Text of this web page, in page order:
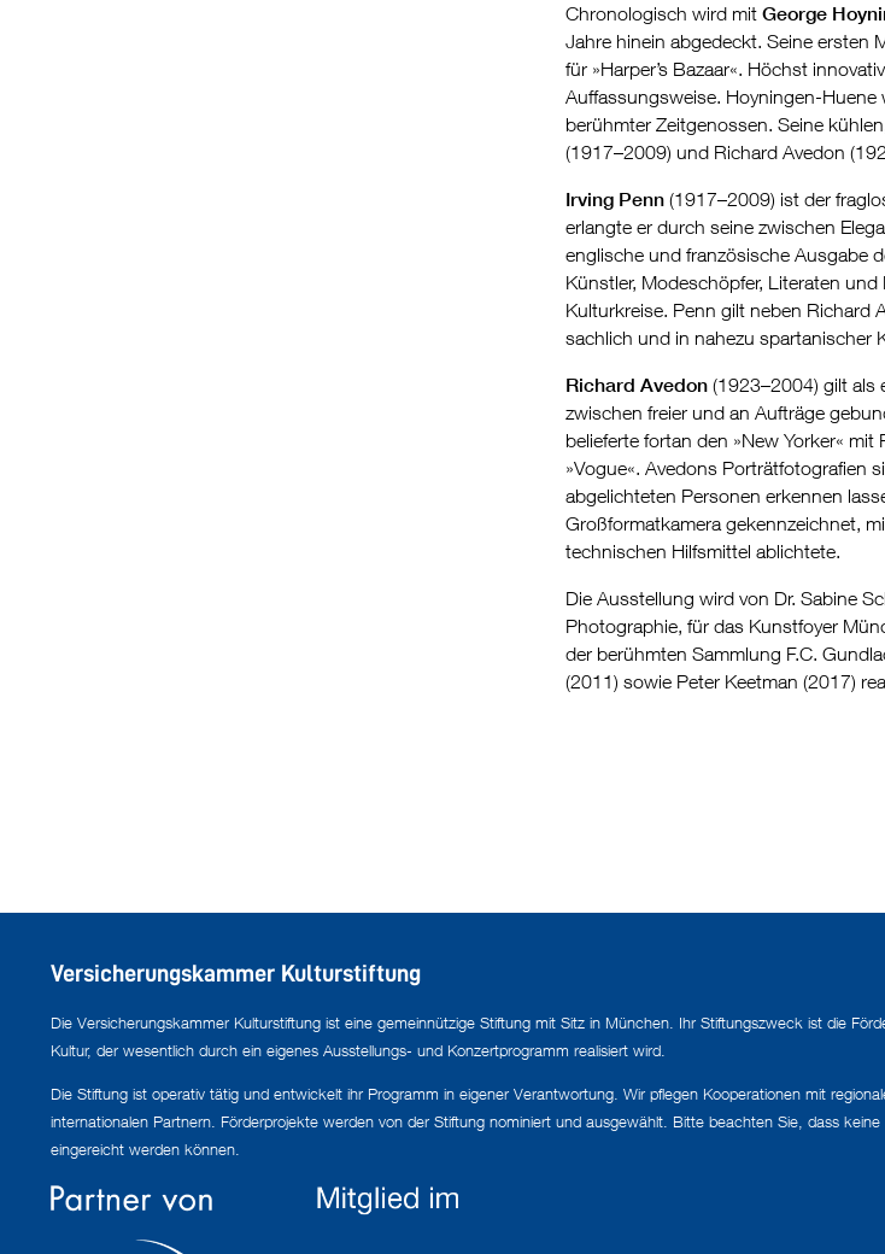
Chronologisch wird mit George
Jahre hinein abgedeckt. Seine ersten
für »Harper’s Bazaar«. Höchst
Auffassungsweise. Hoyningen-
berühmter Zeitgenossen. Seine
(1917–2009) und Richard Avedon
Irving Penn(1917–2009) ist der
erlangte er durch seine zwischen
englische und französische Ausgabe
Künstler, Modeschöpfer, Literaten
Kulturkreise. Penn gilt neben Richard
sachlich und in nahezu spartanischer
Richard Avedon(1923–2004) gilt als
zwischen freier und an Aufträge
belieferte fortan den »New Yorker« mit
»Vogue«. Avedons Porträtfotografien
abgelichteten Personen erkennen
Großformatkamera gekennzeichnet,
technischen Hilfsmittel ablichtete.
Die Ausstellung wird von Dr. Sabine
Photographie, für das Kunstfoyer
der berühmten Sammlung F.C.
(2011) sowie Peter Keetman (2017)
Versicherungskammer Kulturstiftung
Die Versicherungskammer Kulturstiftung ist eine gemeinnützige Stiftung mit Sitz in München. Ihr Stiftungszweck ist die
Kultur, der wesentlich durch ein eigenes Ausstellungs- und Konzertprogramm realisiert wird.
Die Stiftung ist operativ tätig und entwickelt ihr Programm in eigener Verantwortung. Wir pflegen Kooperationen mit
internationalen Partnern. Förderprojekte werden von der Stiftung nominiert und ausgewählt. Bitte beachten Sie, dass keine
eingereicht werden können.